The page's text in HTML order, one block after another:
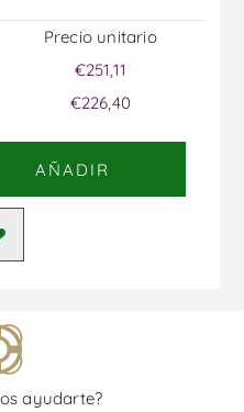
Precio unitario
€251,11
€226,40
AÑADIR
ayudarte?